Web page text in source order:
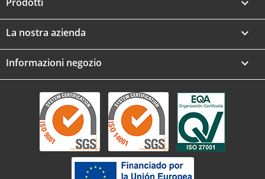

La nostra azienda 
Informazioni negozio keyboard_arrow_down